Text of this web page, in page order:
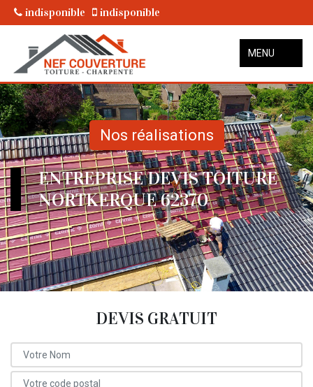
indisponible indisponible
MENU
Nos réalisations
ENTREPRISE DEVIS TOITURE
NORTKERQUE 62370
DEVIS GRATUIT